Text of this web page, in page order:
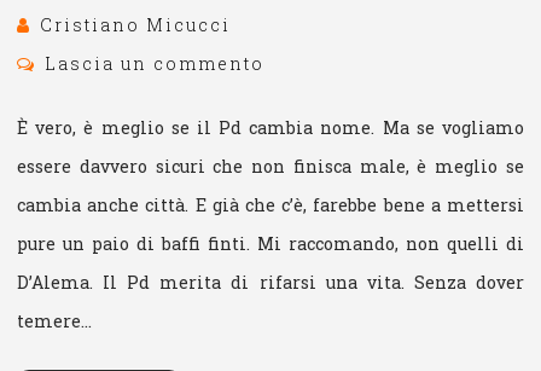
Cristiano Micucci
Lascia un commento
È vero, è meglio se il Pd cambia nome. Ma se vogliamo
essere davvero sicuri che non finisca male, è meglio se
cambia anche città. E già che c’è, farebbe bene a mettersi
pure un paio di baffi finti. Mi raccomando, non quelli di
D’Alema. Il Pd merita di rifarsi una vita. Senza dover
temere…